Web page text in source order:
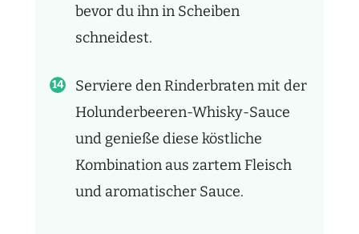
bevor du ihn in Scheiben
schneidest.
Serviere den Rinderbraten mit der
Holunderbeeren-Whisky-Sauce
und genieße diese köstliche
Kombination aus zartem Fleisch
und aromatischer Sauce.